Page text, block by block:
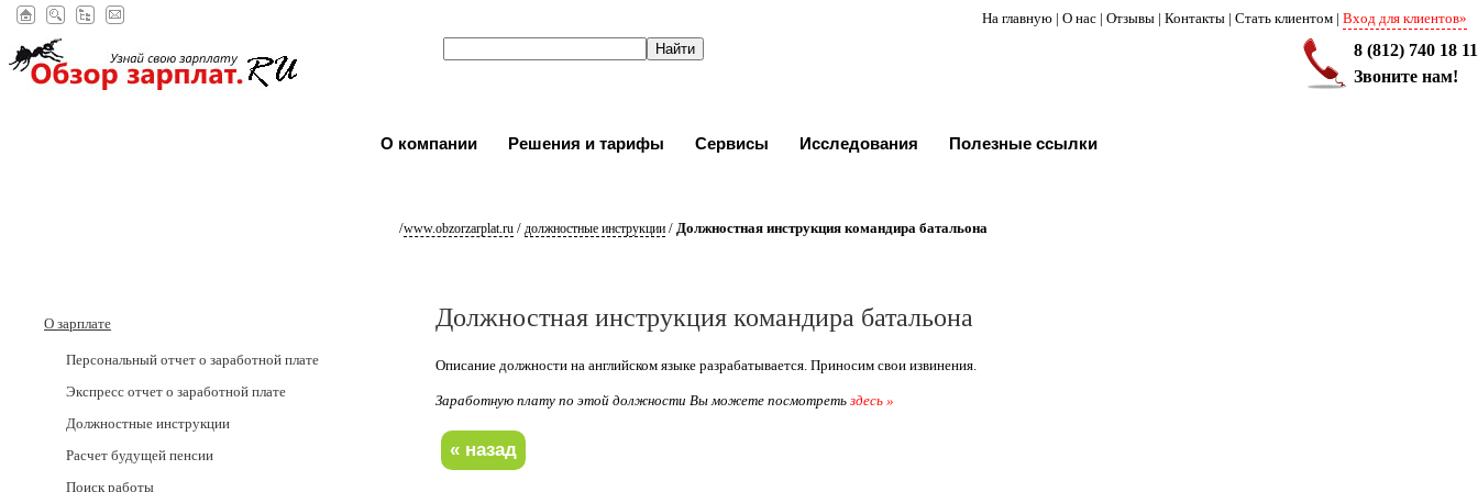
На главную | О нас | Отзывы | Контакты | Стать клиентом | Вход для клиентов»
8 (812) 740 18 11
Звоните нам!
О компании Решения и тарифы Сервисы Исследования Полезные ссылки
/www.obzorzarplat.ru/ должностные инструкции/ Должностная инструкция командира батальона
О зарплате
Персональный отчет о заработной плате
Экспресс отчет о заработной плате
Должностные инструкции
Расчет будущей пенсии
Поиск работы
Должностная инструкция командира батальона
Описание должности на английском языке разрабатывается. Приносим свои извинения.
Заработную плату по этой должности Вы можете посмотретьздесь »